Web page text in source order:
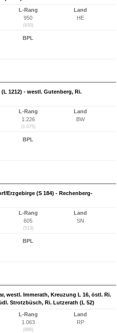
L-Rang
950
(930)
Land
HE
BPL
1212) - westl. Gutenberg, Ri.
L-Rang
1.226
(1.075)
Land
BW
BPL
Erzgebirge (S 184) - Rechenberg-
L-Rang
605
(513)
Land
SN
BPL
westl. Immerath, Kreuzung L 16, östl. Ri.
Strotzbüsch, Ri. Lutzerath (L 52)
L-Rang
1.063
(886)
Land
RP